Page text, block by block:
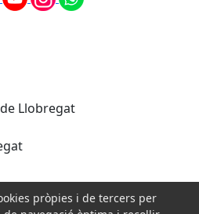
Llobregat
pròpies i de tercers per